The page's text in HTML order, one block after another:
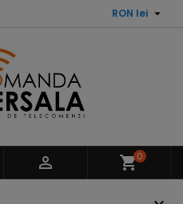
RON lei 
 shopping_cart0